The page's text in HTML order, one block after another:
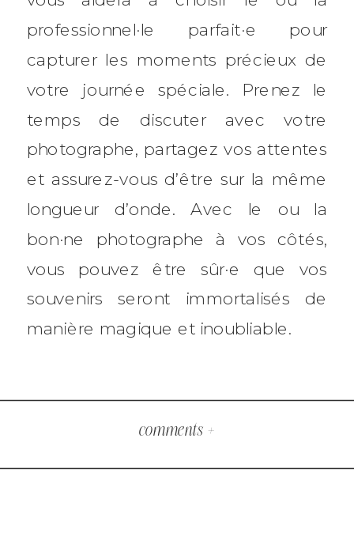
professionnel·le parfait·e pour
capturer les moments précieux de
votre journée spéciale. Prenez le
temps de discuter avec votre
photographe, partagez vos attentes
et assurez-vous d’être sur la même
longueur d’onde. Avec le ou la
bon·ne photographe à vos côtés,
vous pouvez être sûr·e que vos
souvenirs seront immortalisés de
manière magique et inoubliable.
comments +